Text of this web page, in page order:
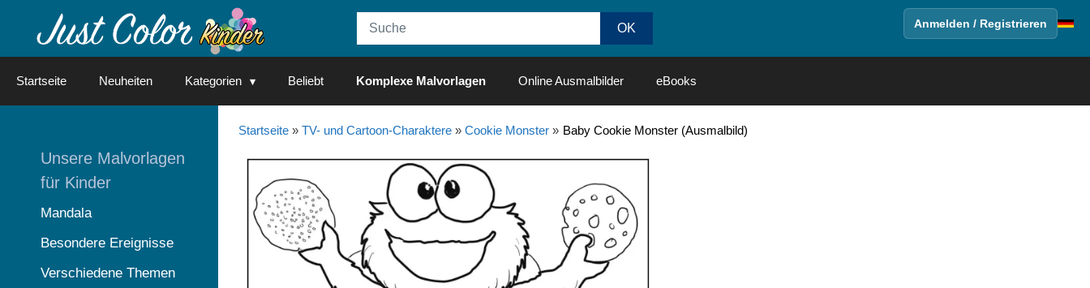
Anmelden / Registrieren
Startseite Neuheiten Kategorien Beliebt Komplexe Malvorlagen Online Ausmalbilder eBooks
Startseite» TV- und Cartoon-Charaktere» Cookie Monster» Baby Cookie Monster (Ausmalbild)
Unsere Malvorlagen
für Kinder
Mandala
Besondere Ereignisse
Verschiedene Themen